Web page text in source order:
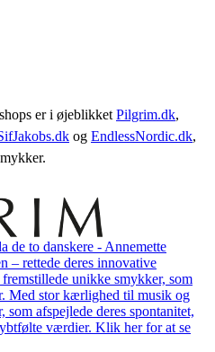
er i øjeblikket Pilgrim.dk,
og EndlessNordic.dk,
de to danskere - Annemette
– rettede deres innovative
unikke smykker, som
Med stor kærlighed til musik og
som afspejlede deres spontanitet,
værdier. Klik her for at se